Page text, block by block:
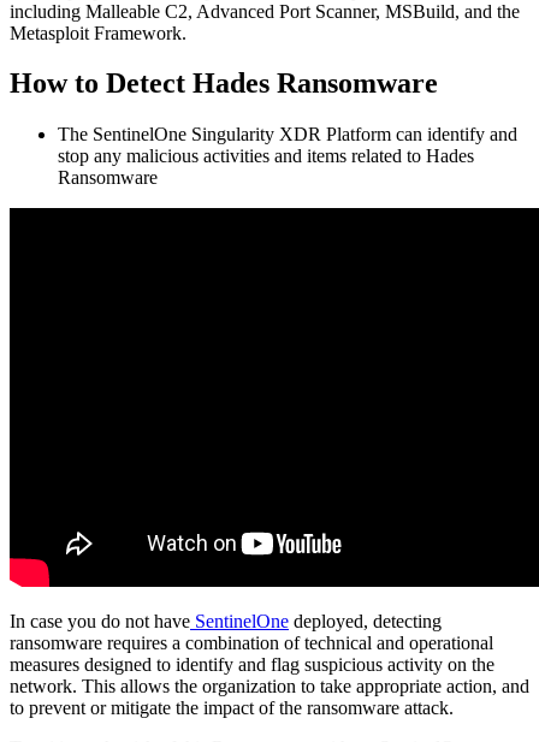
including Malleable C2, Advanced Port Scanner, MSBuild, and the
Metasploit Framework.
How to Detect Hades Ransomware
The SentinelOne Singularity XDR Platform can identify and
stop any malicious activities and items related to Hades
Ransomware
In case you do not have SentinelOne deployed, detecting
ransomware requires a combination of technical and operational
measures designed to identify and flag suspicious activity on the
network. This allows the organization to take appropriate action, and
to prevent or mitigate the impact of the ransomware attack.